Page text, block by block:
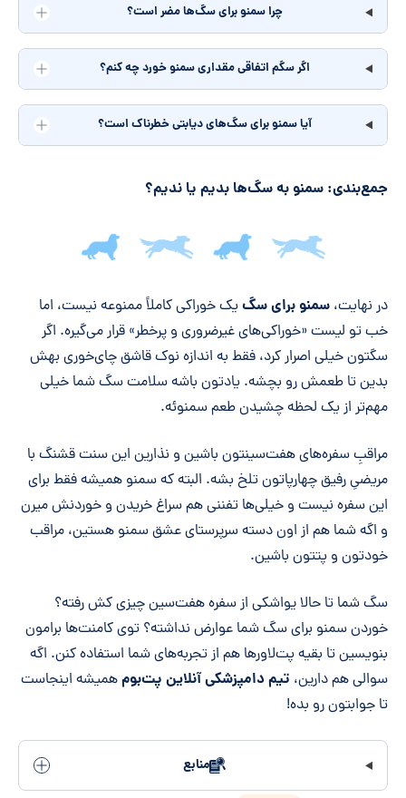
چرا سمنو برای سگ‌ها مضر است؟
اگر سگم اتفاقی مقداری سمنو خورد چه کنم؟
آیا سمنو برای سگ‌های دیابتی خطرناک است؟
جمع‌بندی: سمنو به سگ‌ها بدیم یا ندیم؟
جمع‌بندی مقاله
در نهایت، سمنو برای سگیک خوراکی کاملاً ممنوعه نیست، اما
خب تو لیست «خوراکی‌های غیرضروری و پرخطر» قرار می‌گیره. اگر
سگتون خیلی اصرار کرد، فقط به اندازه نوک قاشق چای‌خوری بهش
بدین تا طعمش رو بچشه. یادتون باشه سلامت سگ شما خیلی
مهم‌تر از یک لحظه چشیدن طعم سمنوئه.
مراقبِ سفره‌های هفت‌سینتون باشین و نذارین این سنت قشنگ با
مریضیِ رفیق چهارپاتون تلخ بشه. البته که سمنو همیشه فقط برای
این سفره نیست و خیلی‌ها تفننی هم سراغ خریدن و خوردنش میرن
و اگه شما هم از اون دسته سرپرستای عشق سمنو هستین، مراقب
خودتون و پتتون باشین.
سگ شما تا حالا یواشکی از سفره هفت‌سین چیزی کش رفته؟
خوردن سمنو برای سگ شما عوارض نداشته؟ توی کامنت‌ها برامون
بنویسین تا بقیه پت‌لاورها هم از تجربه‌های شما استفاده کنن. اگه
سوالی هم دارین، تیم دامپزشکی آنلاین پت‌بومهمیشه اینجاست
تا جوابتون رو بده!
منابع